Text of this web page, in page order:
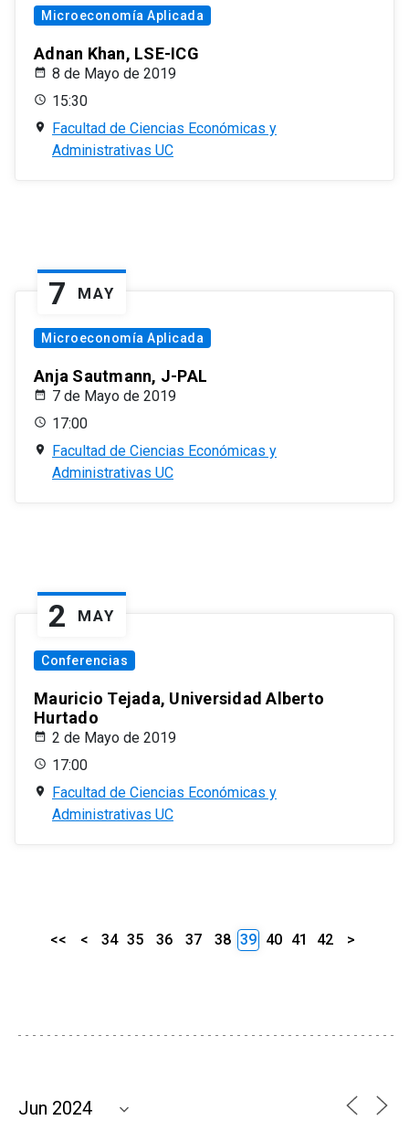
Microeconomía Aplicada
Adnan Khan, LSE-ICG
8 de Mayo de 2019
15:30
Facultad de Ciencias Económicas y
Administrativas UC
7 MAY
Microeconomía Aplicada
Anja Sautmann, J-PAL
7 de Mayo de 2019
17:00
Facultad de Ciencias Económicas y
Administrativas UC
2 MAY
Conferencias
Mauricio Tejada, Universidad Alberto
Hurtado
2 de Mayo de 2019
17:00
Facultad de Ciencias Económicas y
Administrativas UC
<< < 34 35 36 37 38 39 40 41 42 >